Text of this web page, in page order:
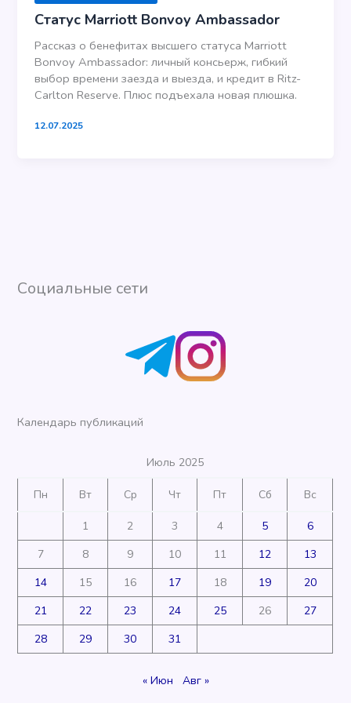
Статус Marriott Bonvoy Ambassador
Рассказ о бенефитах высшего статуса Marriott
Bonvoy Ambassador: личный консьерж, гибкий
выбор времени заезда и выезда, и кредит в Ritz-
Carlton Reserve. Плюс подъехала новая плюшка.
12.07.2025
Социальные сети
Календарь публикаций
Июль 2025
Пн Вт Ср Чт Пт Сб Вс
1 2 3 4 5
6
7
8 9 10 11 12
13
14
15 16 17 18 19
20
21
22 23 24 25 26
27
28
29 30 31
« Июн Авг »